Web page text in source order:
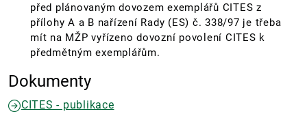
před plánovaným dovozem exemplářů CITES z
přílohy A a B nařízení Rady (ES) č. 338/97 je třeba
mít na MŽP vyřízeno dovozní povolení CITES k
předmětným exemplářům.
Dokumenty
CITES - publikace